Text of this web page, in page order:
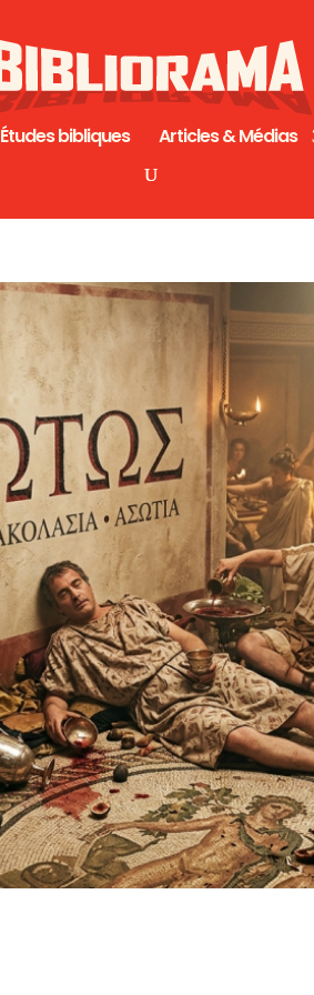
Études bibliques Articles & Médias